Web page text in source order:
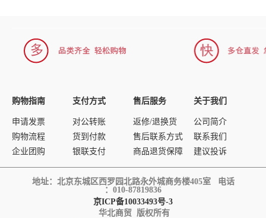
购物指南
申请发票
购物流程
企业团购
支付方式
对公转账
货到付款
银联支付
售后服务
返修/退换货
售后联系方式
商品退货保障
关于我们
公司简介
联系我们
建议投诉
地址：北京东城区西罗园北路永外城商务楼405室 电话
：010-87819836
京ICP备10033493号-3
华北商贸 版权所有